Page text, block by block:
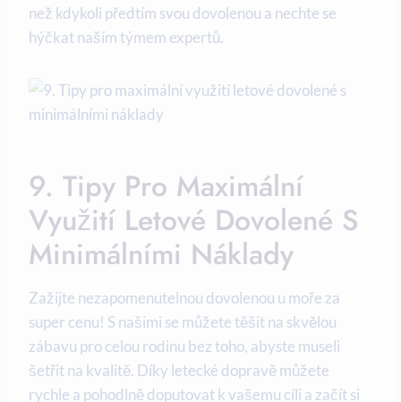
‍než kdykoli předtím ‍svou dovolenou a nechte se
hýčkat naším týmem expertů.
9. Tipy Pro Maximální
‍využití Letové Dovolené S
Minimálními Náklady
Zažijte ⁢nezapomenutelnou dovolenou u​ moře za
super cenu!​ S ​našimi se můžete těšit na skvělou
zábavu pro celou‌ rodinu bez toho, abyste museli
šetřit na kvalitě. Díky letecké dopravě můžete
rychle ⁤a pohodlně doputovat k vašemu cíli ‍a‌ začít si